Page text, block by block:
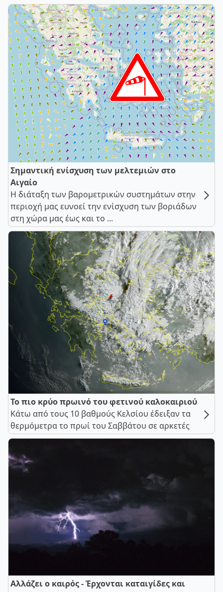
Σημαντική ενίσχυση των μελτεμιών στο
Αιγαίο
Η διάταξη των βαρομετρικών συστημάτων στην
περιοχή μας ευνοεί την ενίσχυση των βοριάδων
στη χώρα μας έως και το ...
Το πιο κρύο πρωινό του φετινού καλοκαιριού
Κάτω από τους 10 βαθμούς Κελσίου έδειξαν τα
θερμόμετρα το πρωί του Σαββάτου σε αρκετές
Αλλάζει ο καιρός - Έρχονται καταιγίδες και